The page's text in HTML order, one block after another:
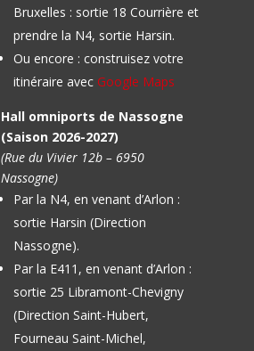
Bruxelles : sortie 18 Courrière et
prendre la N4, sortie Harsin.
Ou encore : construisez votre
itinéraire avec Google Maps
Hall omniports de Nassogne
(Saison 2026-2027)
(Rue du Vivier 12b – 6950
Nassogne)
Par la N4, en venant d’Arlon :
sortie Harsin (Direction
Nassogne).
Par la E411, en venant d’Arlon :
sortie 25 Libramont-Chevigny
(Direction Saint-Hubert,
Fourneau Saint-Michel,